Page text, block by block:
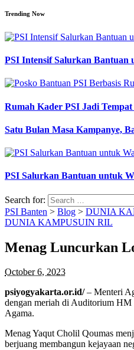
Trending Now
PSI Intensif Salurkan
Rumah Kader PSI Jadi
Satu Bulan Masa Kampanye,
PSI Salurkan Bantuan untuk
Search for:
PSI Banten > Blog > DUNIA
DUNIA KAMPUSUIN RIL
Menag Luncurkan
October 6, 2023
psiyogyakarta.or.id/– Menteri
dengan meriah di Auditorium HM
Agama.
Menag Yaqut Cholil Qoumas
berjuang membangun kejayaan